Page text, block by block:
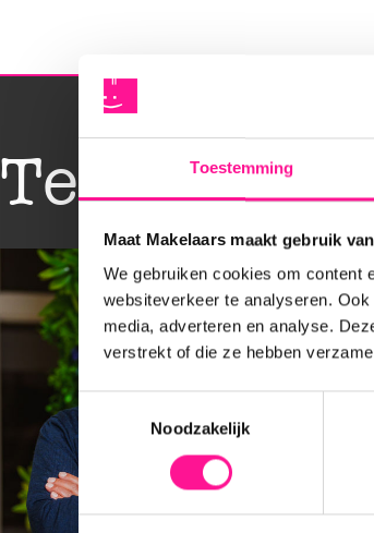
Toestemming
Maat Makelaars maakt gebruik
We gebruiken cookies om content
websiteverkeer te analyseren.
media, adverteren en analyse.
verstrekt of die ze hebben
Toestemmingsselectie
Noodzakelijk
Teamleden